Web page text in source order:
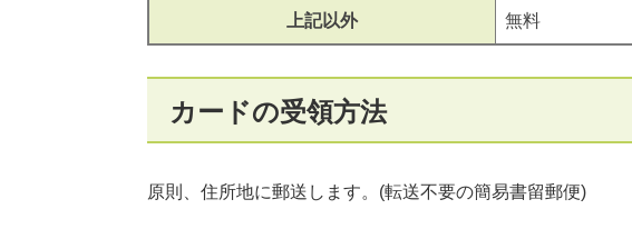
上記以外 無料
カードの受領方法
原則、住所地に郵送します。(転送不要の簡易書留郵便)